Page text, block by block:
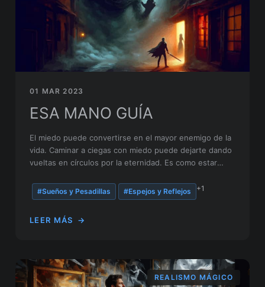
01 MAR 2023
ESA MANO GUÍA
El miedo puede convertirse en el mayor enemigo de la
vida. Caminar a ciegas con miedo puede dejarte dando
vueltas en círculos por la eternidad. Es como estar
#Sueños y Pesadillas #Espejos y Reflejos +1
LEER MÁS →
REALISMO MÁGICO